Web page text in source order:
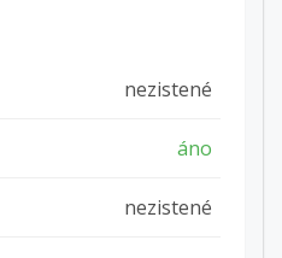
nezistené
áno
nezistené